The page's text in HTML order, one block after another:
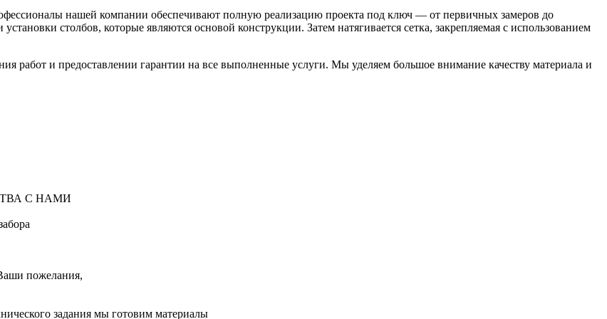
нашей компании обеспечивают полную реализацию проекта под ключ — от первичных замеров до
столбов, которые являются основой конструкции. Затем натягивается сетка, закрепляемая с использованием
работ и предоставлении гарантии на все выполненные услуги. Мы уделяем большое внимание качеству материала и
С НАМИ
пожелания,
задания мы готовим материалы